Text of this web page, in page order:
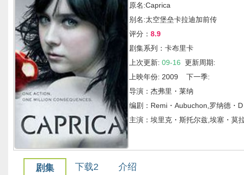
原名:Caprica
别名:太空堡垒卡拉迪加前传
评分： 8.9
剧集系列：卡布里卡
上次更新: 09-16 更新周期:
上映年份: 2009 下一季:
导演：杰弗里・莱纳
编剧：Remi・Aubuchon,罗纳德・
主演：埃里克・斯托尔兹,埃塞・莫
剧集 下载2 介绍